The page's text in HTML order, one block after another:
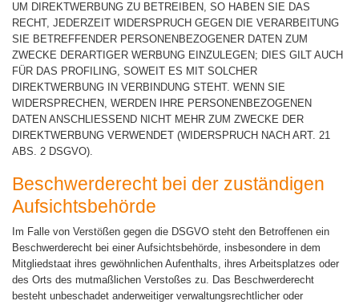
UM DIREKTWERBUNG ZU BETREIBEN, SO HABEN SIE DAS
RECHT, JEDERZEIT WIDERSPRUCH GEGEN DIE VERARBEITUNG
SIE BETREFFENDER PERSONENBEZOGENER DATEN ZUM
ZWECKE DERARTIGER WERBUNG EINZULEGEN; DIES GILT AUCH
FÜR DAS PROFILING, SOWEIT ES MIT SOLCHER
DIREKTWERBUNG IN VERBINDUNG STEHT. WENN SIE
WIDERSPRECHEN, WERDEN IHRE PERSONENBEZOGENEN
DATEN ANSCHLIESSEND NICHT MEHR ZUM ZWECKE DER
DIREKTWERBUNG VERWENDET (WIDERSPRUCH NACH ART. 21
ABS. 2 DSGVO).
Beschwerde­recht bei der zuständigen
Aufsichts­behörde
Im Falle von Verstößen gegen die DSGVO steht den Betroffenen ein
Beschwerderecht bei einer Aufsichtsbehörde, insbesondere in dem
Mitgliedstaat ihres gewöhnlichen Aufenthalts, ihres Arbeitsplatzes oder
des Orts des mutmaßlichen Verstoßes zu. Das Beschwerderecht
besteht unbeschadet anderweitiger verwaltungsrechtlicher oder